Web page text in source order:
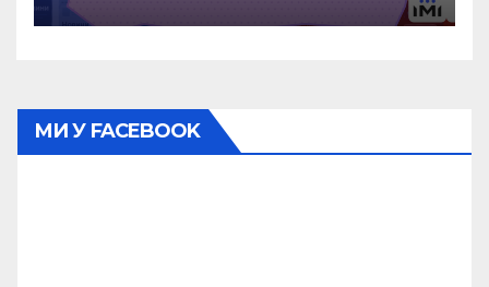
МИ У FACEBOOK